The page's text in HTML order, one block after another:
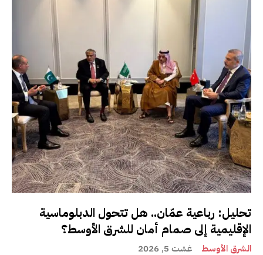
تحليل: رباعية عمّان.. هل تتحول الدبلوماسية
الإقليمية إلى صمام أمان للشرق الأوسط؟
الشرق الأوسط غشت 5, 2026